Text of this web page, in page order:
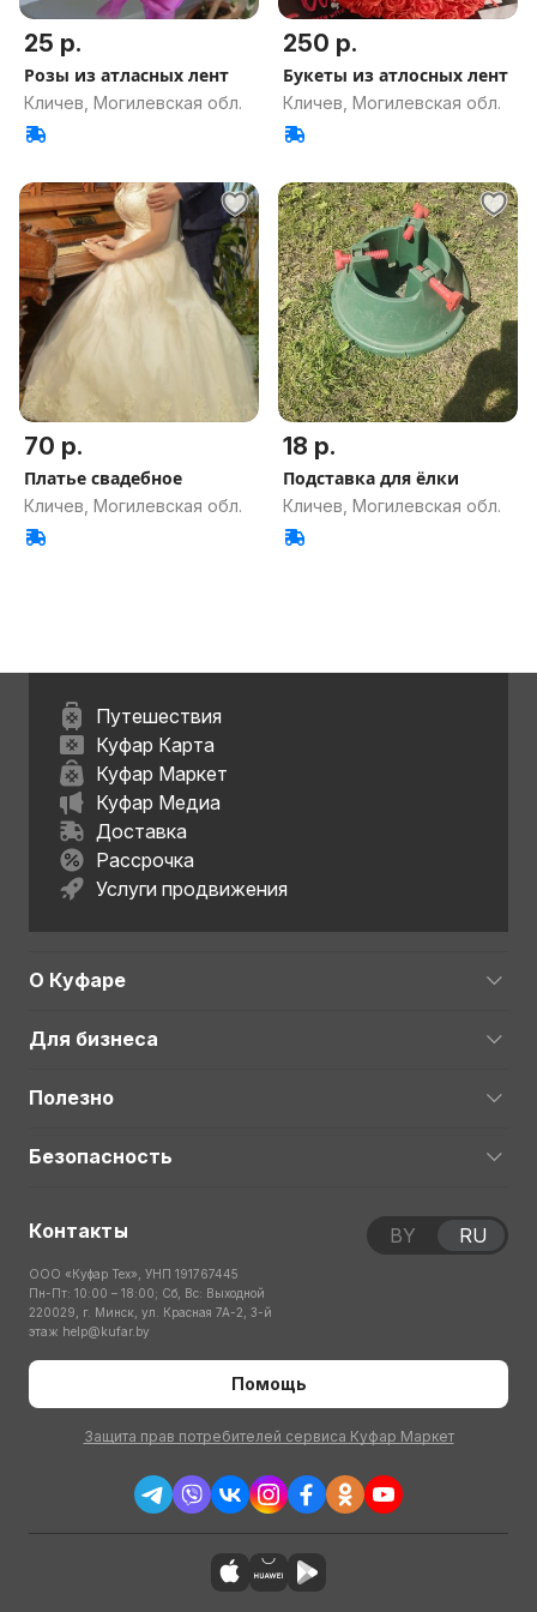
25 р.
Розы из атласных лент
Кличев, Могилевская обл.
250 р.
Букеты из атлосных лент
Кличев, Могилевская обл.
70 р.
Платье свадебное
Кличев, Могилевская обл.
18 р.
Подставка для ёлки
Кличев, Могилевская обл.
Путешествия
Куфар Карта
Куфар Маркет
Куфар Медиа
Доставка
Рассрочка
Услуги продвижения
О Куфаре
Для бизнеса
Полезно
Безопасность
Контакты
ООО «Куфар Тех», УНП 191767445
Пн-Пт: 10:00 – 18:00; Сб, Вс: Выходной
220029, г. Минск, ул. Красная 7А-2, 3-й
этаж help@kufar.by
Помощь
Защита прав потребителей сервиса Куфар Маркет
BY RU